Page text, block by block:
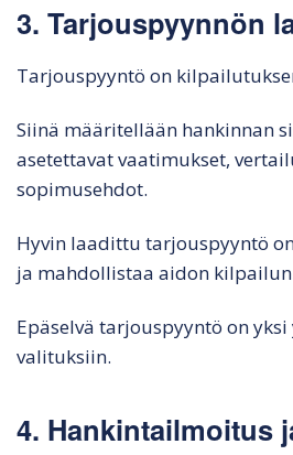
3. Tarjouspyynnön
Tarjouspyyntö on
Siinä määritellään hankinnan
asetettavat vaatimukset,
sopimusehdot.
Hyvin laadittu tarjouspyyntö
ja mahdollistaa aidon
Epäselvä tarjouspyyntö on
valituksiin.
4. Hankintailmoitus